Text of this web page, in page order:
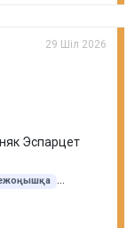
29 Шіл 2026
Эспарцет